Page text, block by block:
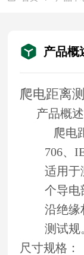
产品概
爬电距离
产品概述
爬电
706、
适用于
个导电
沿绝缘
测试规
尺寸规格：